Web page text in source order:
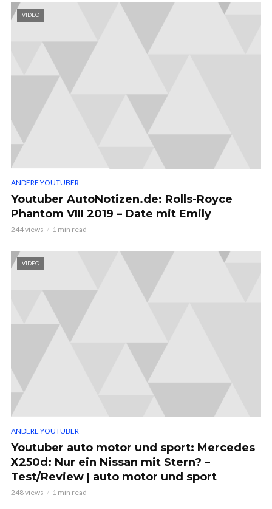
VIDEO
ANDERE YOUTUBER
Youtuber AutoNotizen.de: Rolls-Royce
Phantom VIII 2019 – Date mit Emily
244 views 1 min read
VIDEO
ANDERE YOUTUBER
Youtuber auto motor und sport: Mercedes
X250d: Nur ein Nissan mit Stern? –
Test/Review | auto motor und sport
248 views 1 min read